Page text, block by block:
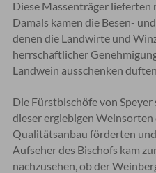
Diese Massenträger lieferten
Damals kamen die Besen-
denen die Landwirte und
herrschaftlicher
Landwein ausschenken
Die Fürstbischöfe von
dieser ergiebigen Weinsorten
Qualitätsanbau förderten
Aufseher des Bischofs kam
nachzusehen, ob der